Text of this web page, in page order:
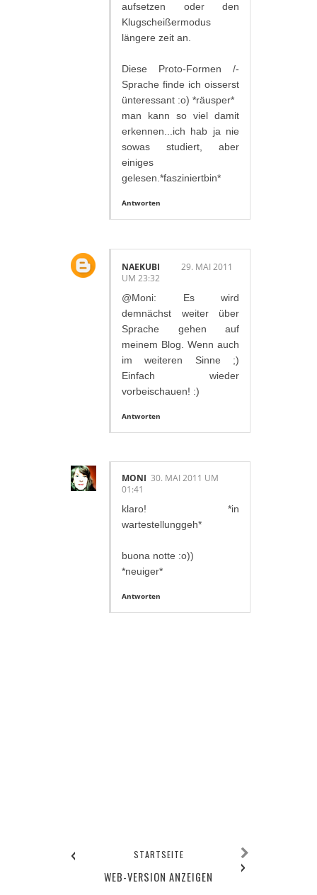
aufsetzen oder den
Klugscheißermodus
längere zeit an.
Diese Proto-Formen /-
Sprache finde ich oisserst
ünteressant :o) *räusper*
man kann so viel damit
erkennen...ich hab ja nie
sowas studiert, aber
einiges
gelesen.*fasziniertbin*
Antworten
NAEKUBI
29. MAI 2011
UM 23:32
@Moni: Es wird
demnächst weiter über
Sprache gehen auf
meinem Blog. Wenn auch
im weiteren Sinne ;)
Einfach wieder
vorbeischauen! :)
Antworten
MONI 30. MAI 2011 UM
01:41
klaro! *in
wartestellunggeh*
buona notte :o))
*neuiger*
Antworten
‹ ›
STARTSEITE
WEB-VERSION ANZEIGEN